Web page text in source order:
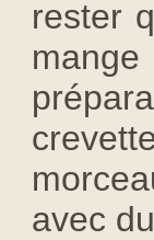
rester
avec